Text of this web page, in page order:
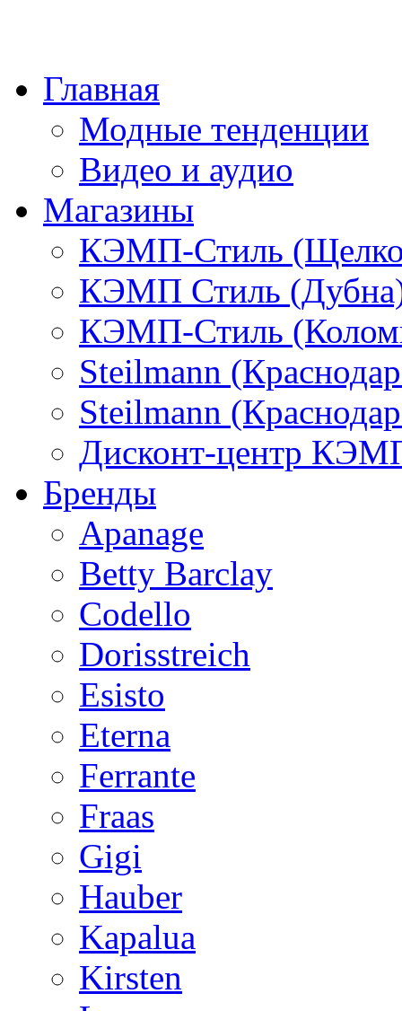
Главная
Модные тенденции
Видео и аудио
Магазины
КЭМП-Стиль
КЭМП Стиль
КЭМП-Стиль
Steilmann
Steilmann
Дисконт-центр
Бренды
Apanage
Betty Barclay
Codello
Dorisstreich
Esisto
Eterna
Ferrante
Fraas
Gigi
Hauber
Kapalua
Kirsten